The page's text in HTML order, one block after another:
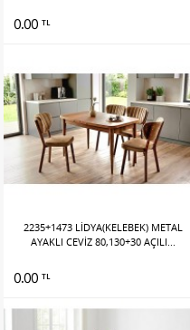
0.00 TL
2235+1473 LİDYA(KELEBEK) METAL
AYAKLI CEVİZ 80,130+30 AÇILI...
0.00 TL